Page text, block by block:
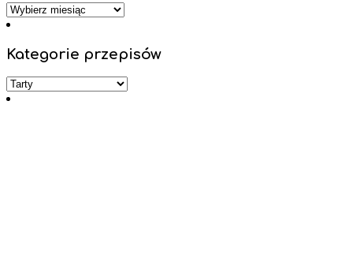
Archiwum
Kategorie przepisów
Kategorie
przepisów